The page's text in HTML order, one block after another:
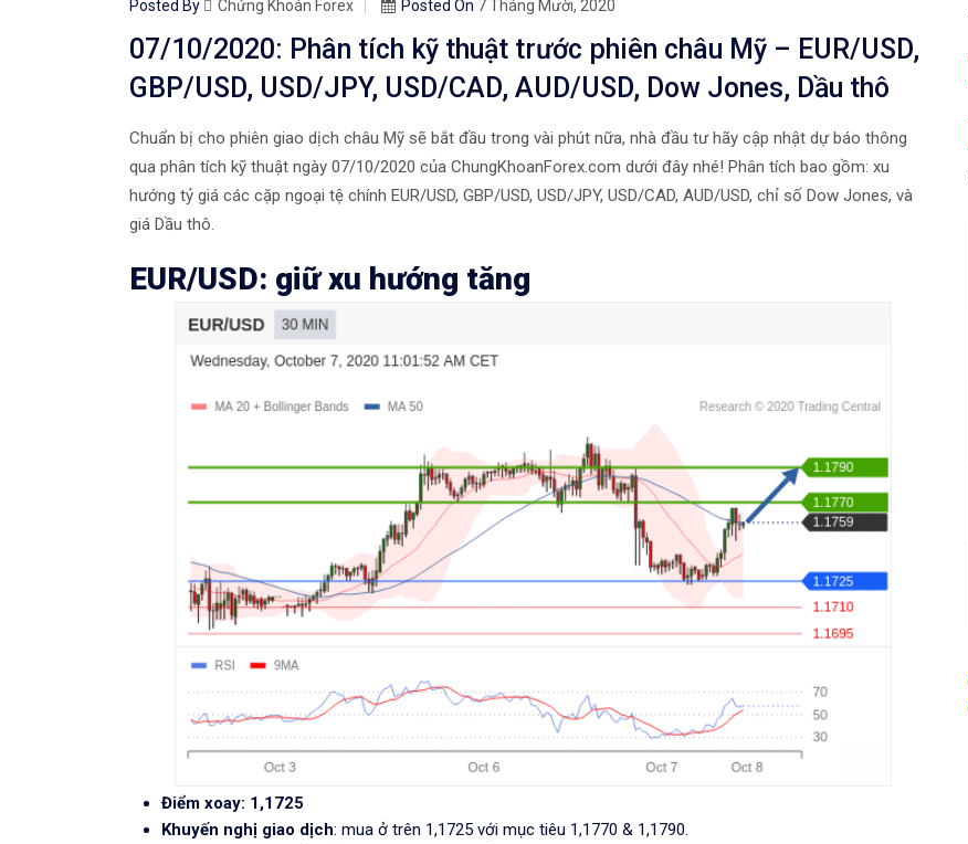
Posted By Chứng Khoán Forex Posted On 7 Tháng Mười, 2020
07/10/2020: Phân tích kỹ thuật trước phiên châu Mỹ – EUR/USD,
GBP/USD, USD/JPY, USD/CAD, AUD/USD, Dow Jones, Dầu thô
Chuẩn bị cho phiên giao dịch châu Mỹ sẽ bắt đầu trong vài phút nữa, nhà đầu tư hãy cập nhật dự báo thông
qua phân tích kỹ thuật ngày 07/10/2020 của ChungKhoanForex.com dưới đây nhé! Phân tích bao gồm: xu
hướng tỷ giá các cặp ngoại tệ chính EUR/USD, GBP/USD, USD/JPY, USD/CAD, AUD/USD, chỉ số Dow Jones, và
giá Dầu thô.
EUR/USD: giữ xu hướng tăng
Điểm xoay: 1,1725
Khuyến nghị giao dịch: mua ở trên 1,1725 với mục tiêu 1,1770 & 1,1790.